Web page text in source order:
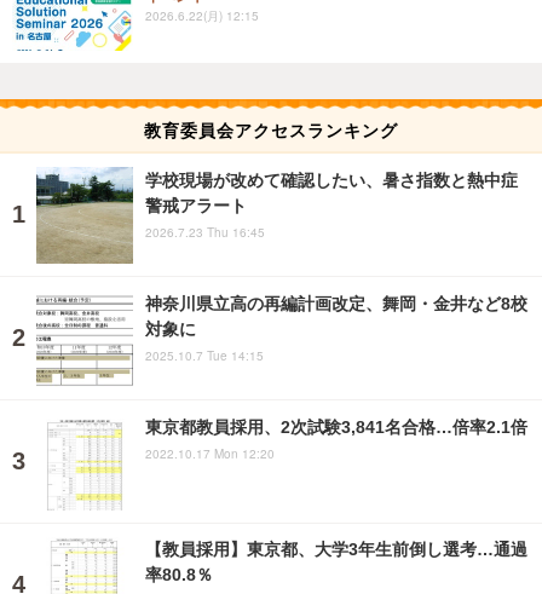
2026.6.22(月) 12:15
教育委員会アクセスランキング
学校現場が改めて確認したい、暑さ指数と熱中症
警戒アラート
2026.7.23 Thu 16:45
神奈川県立高の再編計画改定、舞岡・金井など8校
対象に
2025.10.7 Tue 14:15
東京都教員採用、2次試験3,841名合格…倍率2.1倍
2022.10.17 Mon 12:20
【教員採用】東京都、大学3年生前倒し選考…通過
率80.8％